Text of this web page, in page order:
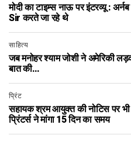
मोदी का टाइम्स नाऊ पर इंटरव्यू :
Sir करते जा रहे थे
साहित्य
जब मनोहर श्याम जोशी ने अमेरिकी
बात की…
प्रिंट
सहायक श्रम आयुक्त की नोटिस पर भी
प्रिंटर्स ने मांगा 15 दिन का समय